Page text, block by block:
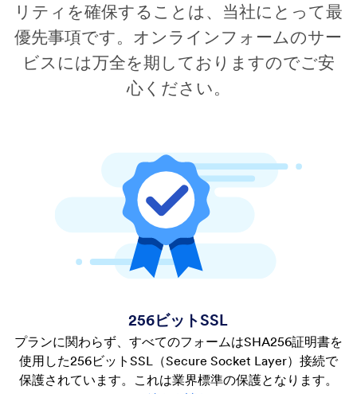
リティを確保することは、当社にとって最
優先事項です。オンラインフォームのサー
ビスには万全を期しておりますのでご安
心ください。
256ビットSSL
プランに関わらず、すべてのフォームはSHA256証明書を
使用した256ビットSSL（Secure Socket Layer）接続で
保護されています。これは業界標準の保護となります。